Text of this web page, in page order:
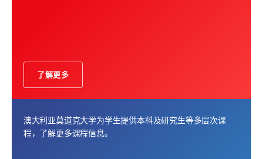
了解更多
澳大利亚莫道克大学为学生提供本科及研究生等多层次课
程，了解更多课程信息。